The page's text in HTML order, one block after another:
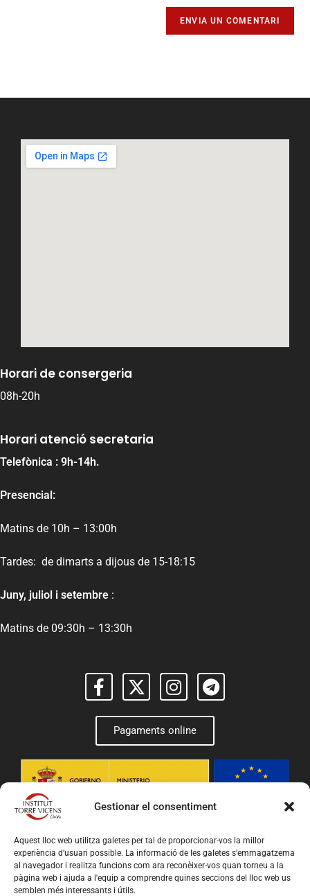
Gestionar el consentiment
Aquest lloc web utilitza galetes per tal de proporcionar-vos la millor
experiència d’usuari possible. La informació de les galetes s’emmagatzema
al navegador i realitza funcions com ara reconèixer-vos quan torneu a la
pàgina web i ajuda a l'equip a comprendre quines seccions del lloc web us
semblen més interessants i útils.
Horari de consergeria
08h-20h
Horari atenció secretaria
Telefònica : 9h-14h.
Presencial:
Matins de 10h – 13:00h
Tardes: de dimarts a dijous de 15-18:15
Juny, juliol i setembre :
Matins de 09:30h – 13:30h
Pagaments online